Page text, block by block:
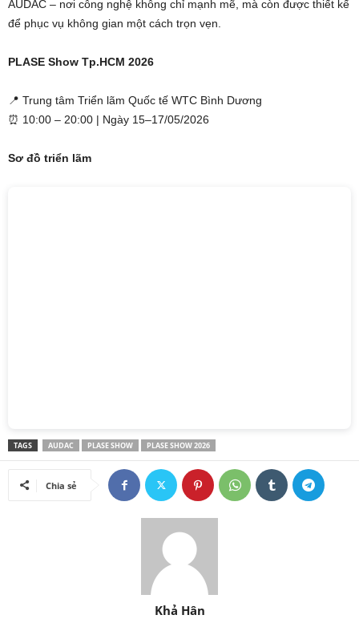
AUDAC – nơi công nghệ không chỉ mạnh mẽ, mà còn được thiết kế
để phục vụ không gian một cách trọn vẹn.
PLASE Show Tp.HCM 2026
📍 Trung tâm Triển lãm Quốc tế WTC Bình Dương
⏰ 10:00 – 20:00 | Ngày 15–17/05/2026
Sơ đồ triển lãm
TAGS AUDAC PLASE SHOW PLASE SHOW 2026
Chia sẻ
Khả Hân